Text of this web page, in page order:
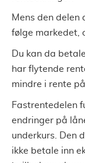
Mens den delen
følge markedet,
Du kan da
har flytende
mindre i rente
Fastrentedelen
endringer på
underkurs. Den
ikke betale inn